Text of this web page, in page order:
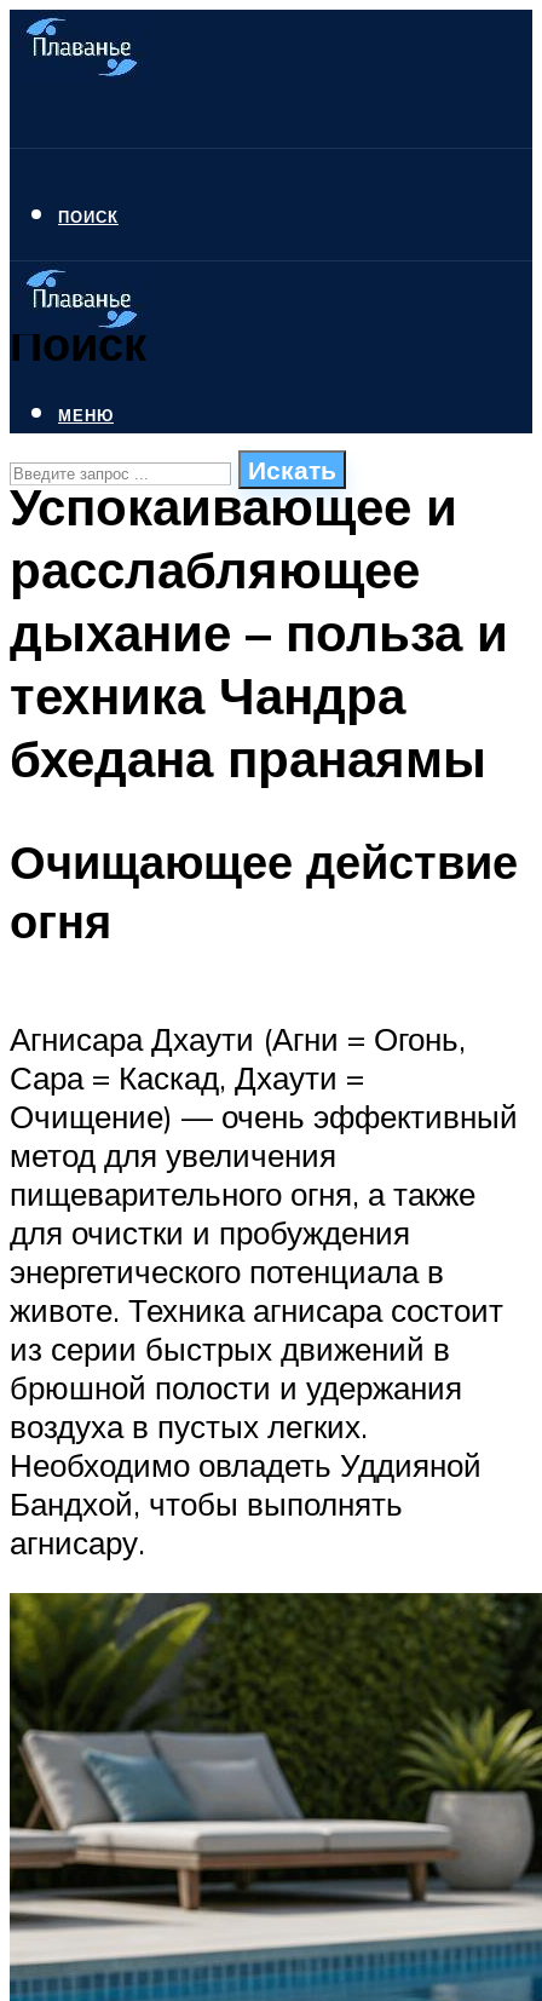
ПОИСК
Поиск
Искать
ПЛАВАНЬЕ ДЛЯ ДЕТЕЙ
БАССЕЙН ДЛЯ ДОМА
ОЧИСТКА БАССЕЙНОВ
МЕНЮ
МЕНЮ
Успокаивающее и
расслабляющее
дыхание – польза и
техника Чандра
бхедана пранаямы
Очищающее действие
огня
Агнисара Дхаути (Агни = Огонь,
Сара = Каскад, Дхаути =
Очищение) — очень эффективный
метод для увеличения
пищеварительного огня, а также
для очистки и пробуждения
энергетического потенциала в
животе. Техника агнисара состоит
из серии быстрых движений в
брюшной полости и удержания
воздуха в пустых легких.
Необходимо овладеть Уддияной
Бандхой, чтобы выполнять
агнисару.